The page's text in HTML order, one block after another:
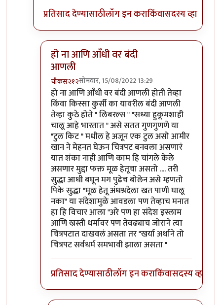
प्रतिसाद देण्यासाठीलॉग इन कराकिंवासदस्य व्हा
हो ना आणि आँधी वर बंदी
आणली
चौकस२१२सोमवार, 15/08/2022 13:29
In reply toसहमतbyजेम्स वांड
हो ना आणि आँधी वर बंदी आणली होती तेव्हा
किंवा किस्सा कुर्सी का यावरील बंदी आणली
तेव्हा कुठे होते " लिबरल्स " "सध्या हुकूमशाही
चालू आहे भारतात " असे सतत गुणगुणणे या
"टुल किट " मधील हे अजून एक टुल असो आमीर
खान ने मेहनत घेऊन चित्रपट बनवला असणारं
यात शंका नाही आणि काम हि चांगले केले
असणार मुद्दा फक्त मूळ हेतूचा असतो .... तरी
सुद्धा आधी बघून मग पुढेच बोलेन असे म्हणतो
पिके सुद्धा "मूळ हेतू अंधश्रदेला खत पाणी घालू
नका" या संदेशामुळे आवडला पण तेव्हाच मनात
हा हि विचार आला "अरे पण हा संदेश इस्लाम
आणि ख्रस्ती धर्मावर पण तेवढ्याच जोराने त्या
चित्रपटात दाखवलं असता तर "खर्या अर्थाने तो
चित्रपट सर्वधर्म समभावी झाला असता "
प्रतिसाद देण्यासाठीलॉग इन कराकिंवासदस्य व्हा